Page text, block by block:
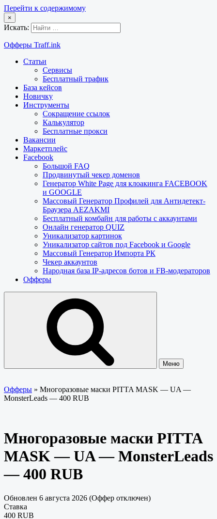
Перейти к содержимому
×
Искать:
Офферы Traff.ink
Статьи
Сервисы
Бесплатный трафик
База кейсов
Новичку
Инструменты
Сокращение ссылок
Калькулятор
Бесплатные прокси
Вакансии
Маркетплейс
Facebook
Большой FAQ
Продвинутый чекер доменов
Генератор White Page для клоакинга FACEBOOK
и GOOGLE
Массовый Генератор Профилей для Антидетект-
Браузера AEZAKMI
Бесплатный комбайн для работы с аккаунтами
Онлайн генератор QUIZ
Уникализатор картинок
Уникализатор сайтов под Facebook и Google
Массовый Генератор Импорта РК
Чекер аккаунтов
Народная база IP-адресов ботов и FB-модераторов
Офферы
Меню
Офферы » Многоразовые маски PITTA MASK — UA —
MonsterLeads — 400 RUB
Многоразовые маски PITTA
MASK — UA — MonsterLeads
— 400 RUB
Обновлен 6 августа 2026 (Оффер отключен)
Ставка
400 RUB